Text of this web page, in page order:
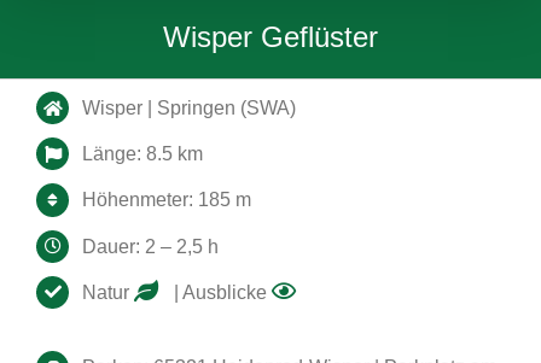
Wisper Geflüster
Wisper | Springen (SWA)
Länge: 8.5 km
Höhenmeter: 185 m
Dauer: 2 – 2,5 h
Natur | Ausblicke